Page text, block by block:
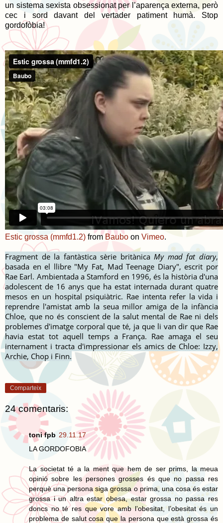
un sistema sexista obsessionat per l’aparença externa, però
cec i sord davant del vertader patiment humà. Stop
gordofòbia!
Estic grossa (mmfd1.2) from Baubo on Vimeo.
Fragment de la fantàstica sèrie britànica My mad fat diary,
basada en el llibre "My Fat, Mad Teenage Diary", escrit por
Rae Earl. Ambientada a Stamford en 1996, és la història d'una
adolescent de 16 anys que ha estat internada durant quatre
mesos en un hospital psiquiàtric. Rae intenta refer la vida i
reprendre l'amistat amb la seua millor amiga de la infància
Chloe, que no és conscient de la salut mental de Rae ni dels
problemes d'imatge corporal que té, ja que li van dir que Rae
havia estat tot aquell temps a França. Rae amaga el seu
internament i tracta d'impressionar els amics de Chloe: Izzy,
Archie, Chop i Finn.
Comparteix
24 comentaris:
toni fpb 29.11.17
LA GORDOFOBIA
La societat té a la ment que hem de ser prims, la meua
opinió sobre les persones grosses és que no passa res
perquè una persona siga grossa o prima, una cosa és estar
grossa i un altra estar obesa, estar grossa no passa res
doncs no té res que vore amb l’obesitat, l’obesitat és un
problema de salut cosa que la persona que està grossa és